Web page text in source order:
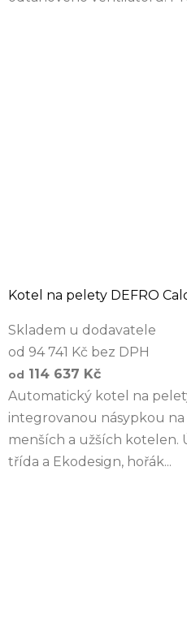
Kotel na pelety DEFRO
Skladem u dodavatele
od 94 741 Kč bez DPH
od 114 637 Kč
Automatický kotel na
integrovanou násypkou na
menších a užších kotelen.
třída a Ekodesign, hořák...